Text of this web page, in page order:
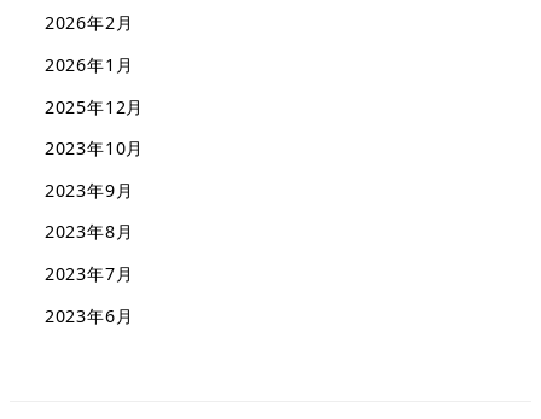
2026年2月
2026年1月
2025年12月
2023年10月
2023年9月
2023年8月
2023年7月
2023年6月